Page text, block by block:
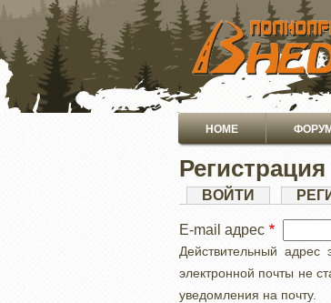
ПЕРЕЙТИ
ОСНОВНОМУ
СОДЕРЖАНИЮ
Основная
навигация
HOME ФОРУМ
Регистрация
Главные
вкладки
ВОЙТИ
E-mail адрес
Действительный
электронной почты не
уведомления на почту.